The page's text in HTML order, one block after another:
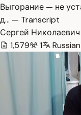
Выгорание — не
д… — Transcript
Сергей
1,579
1 Russian